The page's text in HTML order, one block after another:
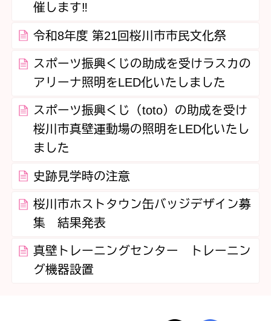
催します‼
令和8年度 第21回桜川市市民文化祭
スポーツ振興くじの助成を受けラスカの
アリーナ照明をLED化いたしました
スポーツ振興くじ（toto）の助成を受け
桜川市真壁運動場の照明をLED化いたし
ました
史跡見学時の注意
桜川市ホストタウン缶バッジデザイン募
集 結果発表
真壁トレーニングセンター トレーニン
グ機器設置